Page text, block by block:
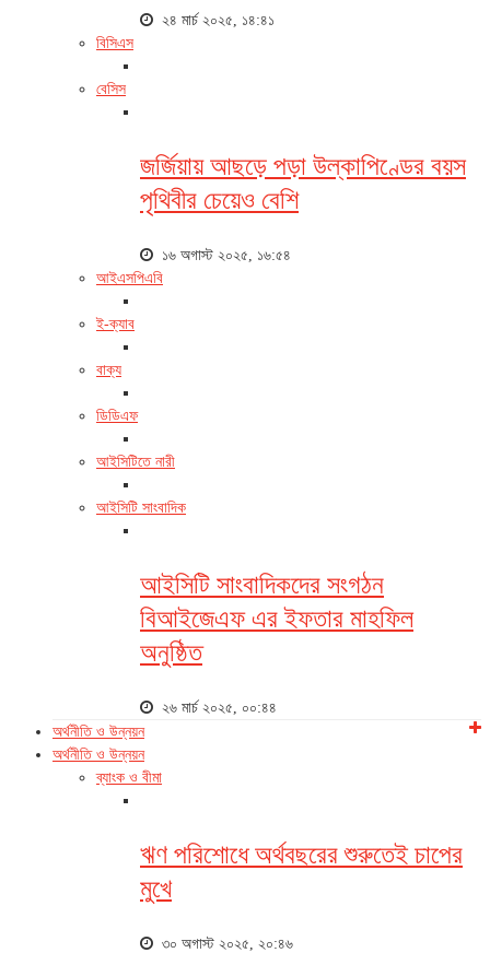
২৪ মার্চ ২০২৫, ১৪:৪১
বিসিএস
বেসিস
জর্জিয়ায় আছড়ে পড়া উল্কাপিণ্ডের বয়স
পৃথিবীর চেয়েও বেশি
১৬ অগাস্ট ২০২৫, ১৬:৫৪
আইএসপিএবি
ই-ক্যাব
বাক্য
ডিডিএফ
আইসিটিতে নারী
আইসিটি সাংবাদিক
আইসিটি সাংবাদিকদের সংগঠন
বিআইজেএফ এর ইফতার মাহফিল
অনুষ্ঠিত
২৬ মার্চ ২০২৫, ০০:৪৪
অর্থনীতি ও উন্নয়ন
অর্থনীতি ও উন্নয়ন
ব্যাংক ও বীমা
ঋণ পরিশোধে অর্থবছরের শুরুতেই চাপের
মুখে
৩০ অগাস্ট ২০২৫, ২০:৪৬